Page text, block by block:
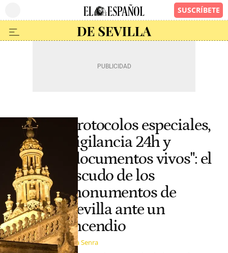
Protocolos especiales,
vigilancia 24h y
"documentos vivos": el
escudo de los
monumentos de
Sevilla ante un
incendio
Julia Senra